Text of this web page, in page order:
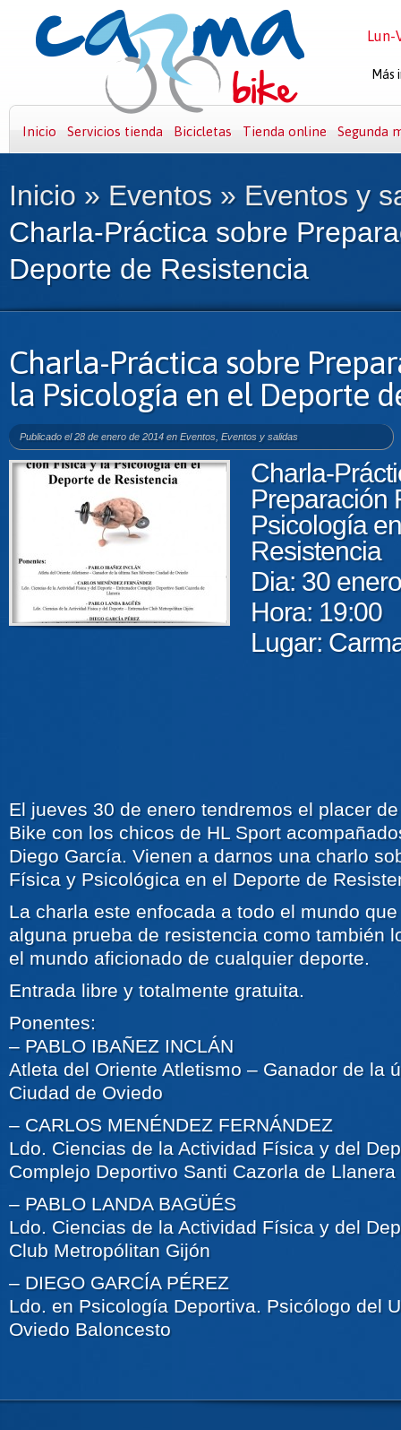
Inicio Servicios tienda Bicicletas Tienda online Segunda
Inicio » Eventos » Eventos y
Charla-Práctica sobre
Deporte de Resistencia
Charla-Práctica sobre
la Psicología en el Deporte
Publicado el 28 de enero de 2014 en Eventos Eventos y salidas
Charla-
Preparación
Psicología
Resistencia
Dia: 30
Hora: 19:00
Lugar:
El jueves 30 de enero tendremos el placer
Bike con los chicos de HL Sport
Diego García. Vienen a darnos una charlo
Física y Psicológica en el Deporte de
La charla este enfocada a todo el mundo
alguna prueba de resistencia como también
el mundo aficionado de cualquier deporte.
Entrada libre y totalmente gratuita.
Ponentes:
– PABLO IBAÑEZ INCLÁN
Atleta del Oriente Atletismo – Ganador de la
Ciudad de Oviedo
– CARLOS MENÉNDEZ FERNÁNDEZ
Ldo. Ciencias de la Actividad Física y del
Complejo Deportivo Santi Cazorla de Llanera
– PABLO LANDA BAGÜÉS
Ldo. Ciencias de la Actividad Física y del
Club Metropólitan Gijón
– DIEGO GARCÍA PÉREZ
Ldo. en Psicología Deportiva. Psicólogo del
Oviedo Baloncesto
Lun-
Más